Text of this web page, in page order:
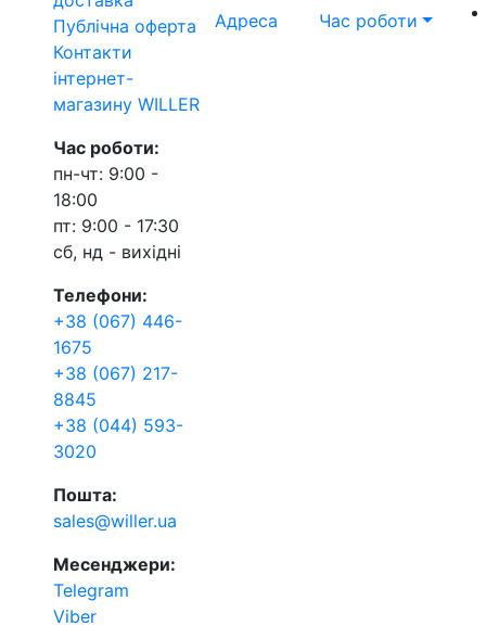
Публічна оферта
Контакти
інтернет-
магазину WILLER
Час роботи:
пн-чт: 9:00 -
18:00
пт: 9:00 - 17:30
сб, нд - вихідні
Телефони:
+38 (067) 446-
1675
+38 (067) 217-
8845
+38 (044) 593-
3020
Пошта:
sales@willer.ua
Месенджери:
Telegram
Viber
Адреса Час роботи